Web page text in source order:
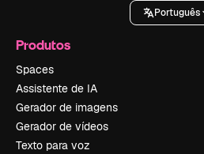
Português
Produtos
Spaces
Assistente de IA
Gerador de imagens
Gerador de vídeos
Texto para voz